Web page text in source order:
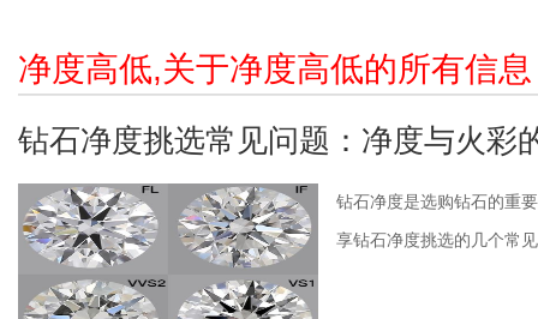
净度高低,关于净度高低的所有信息
钻石净度挑选常见问题：净度与火彩
钻石净度是选购钻石的重
享钻石净度挑选的几个常